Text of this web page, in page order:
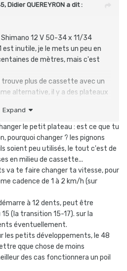
Didier QUEREYRON a dit :
12 V 50-34 x 11/34
est inutile, je le mets un peu en
de mètres, mais c'est
trouve plus de cassette avec un
alternative, il y a des plateaux
Expand
le petit plateau : est ce que tu
pourquoi changer ? les pignons
soient peu utilisés, le tout c'est de
en milieu de cassette...
va te faire changer ta vitesse, pour
cadence de 1 à 2 km/h (sur
à 12 dents, peut être
(la transition 15-17). sur la
éventuellement.
les petits développements, le 48
qque chose de moins
des cas fonctionnera un poil